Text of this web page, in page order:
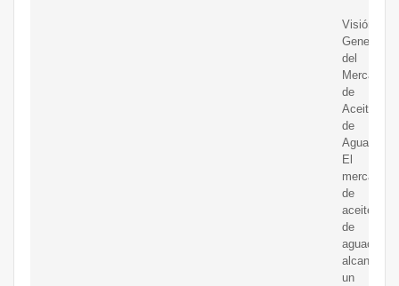
Visión
General
del
Mercado
de
Aceite
de
Aguacate.
El
mercado
de
aceite
de
aguacate
alcanzó
un